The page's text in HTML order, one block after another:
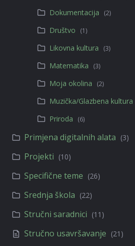
Dokumentacija
(2)
Društvo (1)
Likovna kultura (3)
Matematika (3)
Moja okolina (2)
Muzička/Glazbena kultura
Priroda (6)
Primjena digitalnih alata (3)
Projekti (10)
Specifične teme (26)
Srednja škola (22)
Stručni saradnici (11)
Stručno usavršavanje (21)